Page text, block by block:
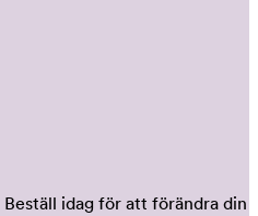
Beställ idag för att förändra din